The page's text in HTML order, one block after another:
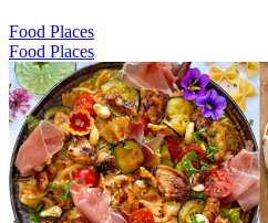
Food Places
Food Places